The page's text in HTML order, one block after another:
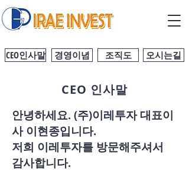
CEO인사말 경영이념 조직도 오시는길
CEO 인사말
안녕하세요. (주)이레투자 대표이
사 이현종입니다.
​저희 이레투자를 방문해주셔서
감사합니다.